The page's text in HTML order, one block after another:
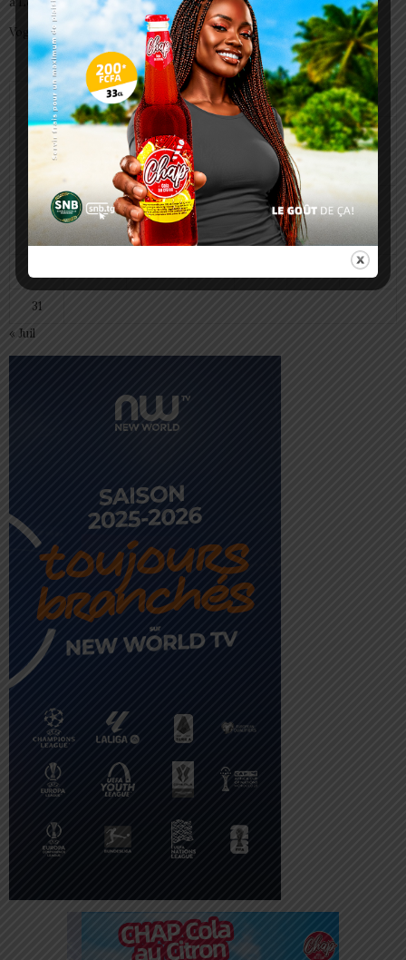
Vogan : AGRI-ESPOIR récompense les meilleurs talents
août 2026
M M J V S D
1 2
5
10 11 12 13 14 15
17 18 19 21 22 23
30
31
« Juil